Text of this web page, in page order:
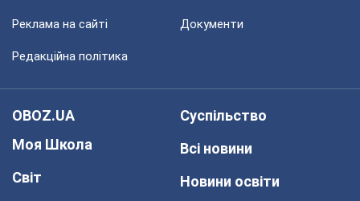
Реклама на сайті Документи
Редакційна політика
OBOZ.UA
Моя Школа
Світ
Суспільство
Всі новини
Новини освіти